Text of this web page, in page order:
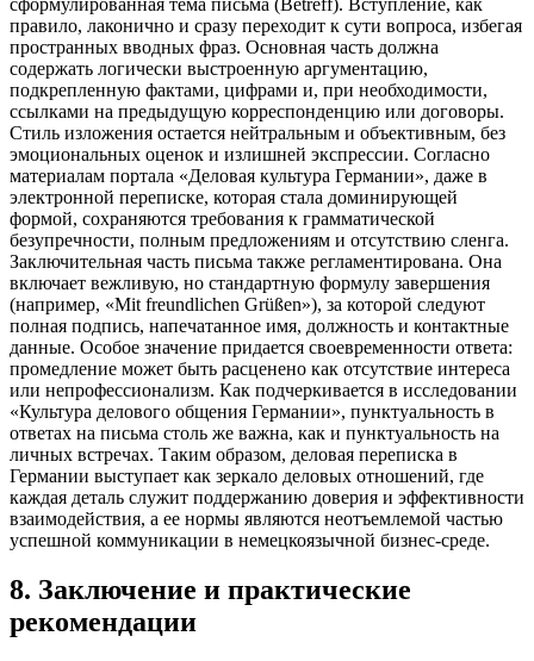
правило, лаконично и сразу переходит к сути вопроса, избегая
пространных вводных фраз. Основная часть должна
содержать логически выстроенную аргументацию,
подкрепленную фактами, цифрами и, при необходимости,
ссылками на предыдущую корреспонденцию или договоры.
Стиль изложения остается нейтральным и объективным, без
эмоциональных оценок и излишней экспрессии. Согласно
материалам портала «Деловая культура Германии», даже в
электронной переписке, которая стала доминирующей
формой, сохраняются требования к грамматической
безупречности, полным предложениям и отсутствию сленга.
Заключительная часть письма также регламентирована. Она
включает вежливую, но стандартную формулу завершения
(например, «Mit freundlichen Grüßen»), за которой следуют
полная подпись, напечатанное имя, должность и контактные
данные. Особое значение придается своевременности ответа:
промедление может быть расценено как отсутствие интереса
или непрофессионализм. Как подчеркивается в исследовании
«Культура делового общения Германии», пунктуальность в
ответах на письма столь же важна, как и пунктуальность на
личных встречах. Таким образом, деловая переписка в
Германии выступает как зеркало деловых отношений, где
каждая деталь служит поддержанию доверия и эффективности
взаимодействия, а ее нормы являются неотъемлемой частью
успешной коммуникации в немецкоязычной бизнес-среде.
8. Заключение и практические
рекомендации